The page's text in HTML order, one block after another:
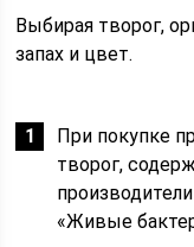
Выбирая творог,
запах и цвет.
При покупке
творог,
«Живые